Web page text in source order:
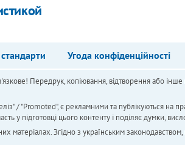
Угода конфіденційності
Передрук, копіювання, відтворення або
/ "Promoted", є рекламними та публікуються на
підготовці цього контенту і поділяє думки,
матеріалах. Згідно з українським